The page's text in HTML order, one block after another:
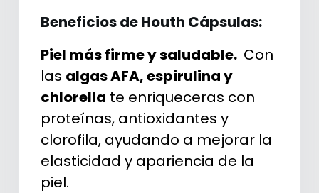
Beneficios de Houth Cápsulas:
Piel más firme y saludable. Con
las algas AFA, espirulina y
chlorella te enriqueceras con
proteínas, antioxidantes y
clorofila, ayudando a mejorar la
elasticidad y apariencia de la
piel.